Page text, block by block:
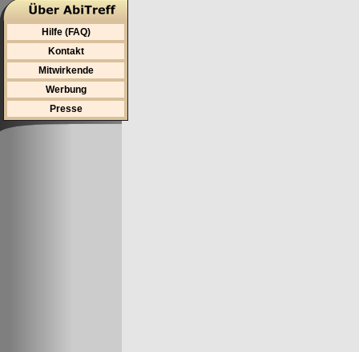
Hilfe (FAQ)
Kontakt
Mitwirkende
Werbung
Presse